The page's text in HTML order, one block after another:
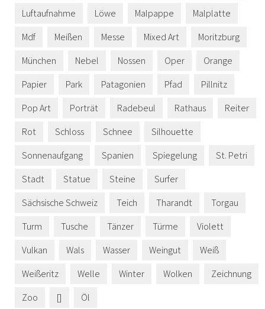
Luftaufnahme
Löwe Malpappe
Malplatte
Mdf
Meißen Messe Mixed Art
Moritzburg
München
Nebel Nossen Oper
Orange
Papier
Park Patagonien Pfad
Pillnitz
Pop Art
Porträt Radebeul Rathaus
Reiter
Rot
Schloss Schnee
Silhouette
Sonnenaufgang
Spanien Spiegelung
St. Petri
Stadt
Statue Steine
Surfer
Sächsische Schweiz
Teich Tharandt
Torgau
Turm
Tusche Tänzer Türme
Violett
Vulkan
Wals Wasser Weingut
Weiß
Weißeritz
Welle Winter Wolken
Zeichnung
Zoo
[] Öl